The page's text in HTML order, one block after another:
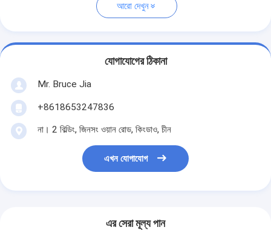
আরো দেখুন
যোগাযোগের ঠিকানা
Mr. Bruce Jia
+8618653247836
না। 2 বিল্ডিং, জিনসং ওয়ান রোড, কিংডাও, চীন
এখন যোগাযোগ
এর সেরা মূল্য পান